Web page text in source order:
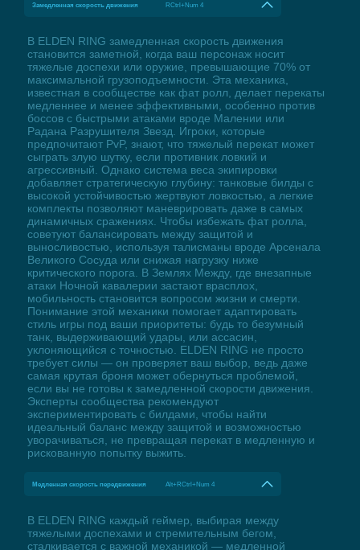
Замедленная скорость движения RCtrl+Num 4
В ELDEN RING замедленная скорость движения
становится заметной, когда ваш персонаж носит
тяжелые доспехи или оружие, превышающие 70% от
максимальной грузоподъемности. Эта механика,
известная в сообществе как фат ролл, делает перекаты
медленнее и менее эффективными, особенно против
боссов с быстрыми атаками вроде Малении или
Радана Разрушителя Звезд. Игроки, которые
предпочитают PvP, знают, что тяжелый перекат может
сыграть злую шутку, если противник ловкий и
агрессивный. Однако система веса экипировки
добавляет стратегическую глубину: танковые билды с
высокой устойчивостью жертвуют ловкостью, а легкие
комплекты позволяют маневрировать даже в самых
динамичных сражениях. Чтобы избежать фат ролла,
советуют балансировать между защитой и
выносливостью, используя талисманы вроде Арсенала
Великого Сосуда или снижая нагрузку ниже
критического порога. В Землях Между, где внезапные
атаки Ночной кавалерии застают врасплох,
мобильность становится вопросом жизни и смерти.
Понимание этой механики помогает адаптировать
стиль игры под ваши приоритеты: будь то безумный
танк, выдерживающий удары, или ассасин,
уклоняющийся с точностью. ELDEN RING не просто
требует силы — он проверяет ваш выбор, ведь даже
самая крутая броня может обернуться проблемой,
если вы не готовы к замедленной скорости движения.
Эксперты сообщества рекомендуют
экспериментировать с билдами, чтобы найти
идеальный баланс между защитой и возможностью
уворачиваться, не превращая перекат в медленную и
рискованную попытку выжить.
Медленная скорость передвижения Alt+RCtrl+Num 4
В ELDEN RING каждый геймер, выбирая между
тяжелыми доспехами и стремительным бегом,
сталкивается с важной механикой — медленной